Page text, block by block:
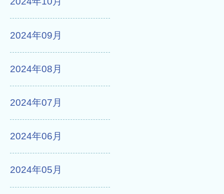
2024年09月
2024年08月
2024年07月
2024年06月
2024年05月